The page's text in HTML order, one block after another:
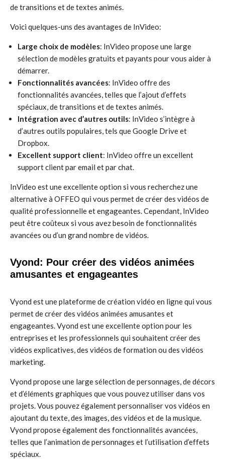
de transitions et de textes animés.
Voici quelques-uns des avantages de InVideo:
Large choix de modèles: InVideo propose une large
sélection de modèles gratuits et payants pour vous aider à
démarrer.
Fonctionnalités avancées: InVideo offre des
fonctionnalités avancées, telles que l’ajout d’effets
spéciaux, de transitions et de textes animés.
Intégration avec d’autres outils: InVideo s’intègre à
d’autres outils populaires, tels que Google Drive et
Dropbox.
Excellent support client: InVideo offre un excellent
support client par email et par chat.
InVideo est une excellente option si vous recherchez une
alternative à OFFEO qui vous permet de créer des vidéos de
qualité professionnelle et engageantes. Cependant, InVideo
peut être coûteux si vous avez besoin de fonctionnalités
avancées ou d’un grand nombre de vidéos.
Vyond: Pour créer des vidéos animées
amusantes et engageantes
Vyond est une plateforme de création vidéo en ligne qui vous
permet de créer des vidéos animées amusantes et
engageantes. Vyond est une excellente option pour les
entreprises et les professionnels qui souhaitent créer des
vidéos explicatives, des vidéos de formation ou des vidéos
marketing.
Vyond propose une large sélection de personnages, de décors
et d’éléments graphiques que vous pouvez utiliser dans vos
projets. Vous pouvez également personnaliser vos vidéos en
ajoutant du texte, des images, des vidéos et de la musique.
Vyond propose également des fonctionnalités avancées,
telles que l’animation de personnages et l’utilisation d’effets
spéciaux.